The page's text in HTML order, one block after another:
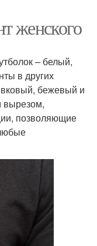
женского
– белый,
в других
бежевый и
вырезом,
позволяющие